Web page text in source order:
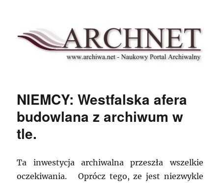
Archnet
NIEMCY: Westfalska afera
budowlana z archiwum w
tle.
Ta inwestycja archiwalna przeszła wszelkie
oczekiwania. Oprócz tego, ze jest niezwykle